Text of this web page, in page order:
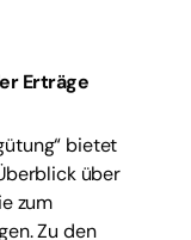
Erträge
bietet
über
zum
Zu den